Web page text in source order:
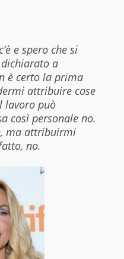
e spero che si
a
è certo la prima
attribuire cose
lavoro può
così personale no.
ma attribuirmi
no.